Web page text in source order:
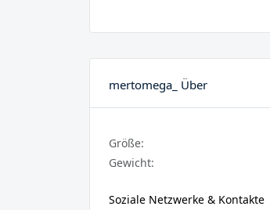
mertomega_ Über
Größe:
Gewicht:
Soziale Netzwerke & Kontakte